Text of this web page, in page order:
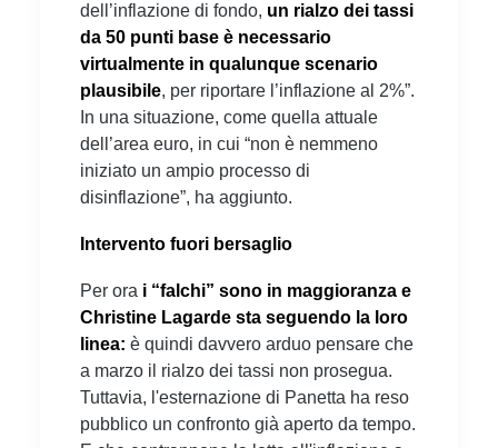
dell’inflazione di fondo, un rialzo dei tassi
da 50 punti base è necessario
virtualmente in qualunque scenario
plausibile, per riportare l’inflazione al 2%”.
In una situazione, come quella attuale
dell’area euro, in cui “non è nemmeno
iniziato un ampio processo di
disinflazione”, ha aggiunto.
Intervento fuori bersaglio
Per ora i “falchi” sono in maggioranza e
Christine Lagarde sta seguendo la loro
linea: è quindi davvero arduo pensare che
a marzo il rialzo dei tassi non prosegua.
Tuttavia, l'esternazione di Panetta ha reso
pubblico un confronto già aperto da tempo.